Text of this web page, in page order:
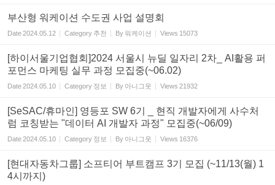
부산형 워케이션 수도권 사업 설명회
Date2024.05.12 Category 추천 By워케이션 Views 15073
[하이서울기업협회]2024 서울시 뉴딜 일자리 2차_ AI활용 퍼
포먼스 마케팅 실무 과정 모집중(~06.02)
Date2024.05.10 Category 정보 By 아니그웃 Views 21932
[SeSAC/휴마인] 영등포 SW 6기 _ 현직 개발자에게 사수처
럼 코칭받는 "데이터 AI 개발자 과정" 모집중(~06/09)
Date2024.05.10 Category 정보 By 아니그웃 Views 16376
[현대자동차그룹] 소프티어 부트캠프 3기 모집 (~11/13(월) 1
4시까지)